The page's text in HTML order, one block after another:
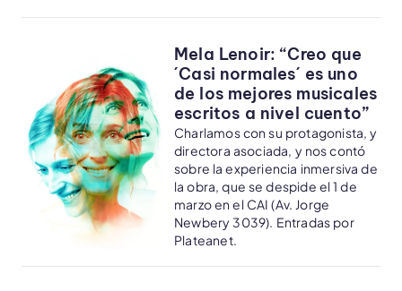
Mela Lenoir: “Creo que
´Casi normales´ es uno
de los mejores musicales
escritos a nivel cuento”
Charlamos con su protagonista, y
directora asociada, y nos contó
sobre la experiencia inmersiva de
la obra, que se despide el 1 de
marzo en el CAI (Av. Jorge
Newbery 3039). Entradas por
Plateanet.